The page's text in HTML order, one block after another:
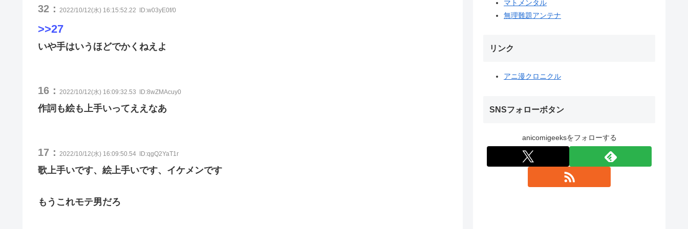
32： 2022/10/12(水) 16:15:52.22 ID:w03yE0f/0
>>27
いや手はいうほどでかくねえよ
16： 2022/10/12(水) 16:09:32.53 ID:8wZMAcuy0
作詞も絵も上手いってええなあ
17： 2022/10/12(水) 16:09:50.54 ID:qgQ2YaT1r
歌上手いです、絵上手いです、イケメンです
もうこれモテ男だろ
マトメンタル
無理難題アンテナ
リンク
アニ漫クロニクル
SNSフォローボタン
anicomigeeksをフォローする